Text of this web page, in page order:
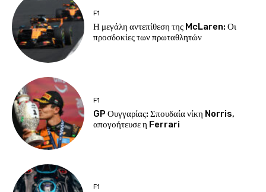
F1
Η μεγάλη αντεπίθεση της McLaren: Οι
προσδοκίες των πρωταθλητών
F1
GP Ουγγαρίας: Σπουδαία νίκη Norris,
απογοήτευσε η Ferrari
F1